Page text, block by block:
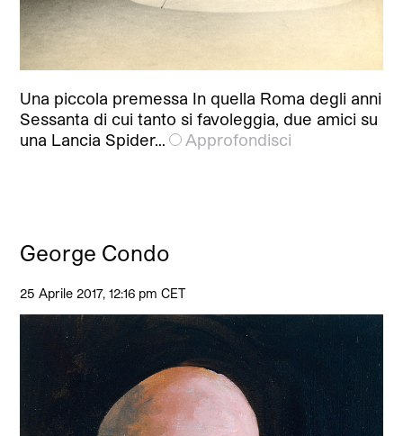
Una piccola premessa In quella Roma degli anni
Sessanta di cui tanto si favoleggia, due amici su
una Lancia Spider…
Approfondisci
George Condo
25 Aprile 2017, 12:16 pm CET